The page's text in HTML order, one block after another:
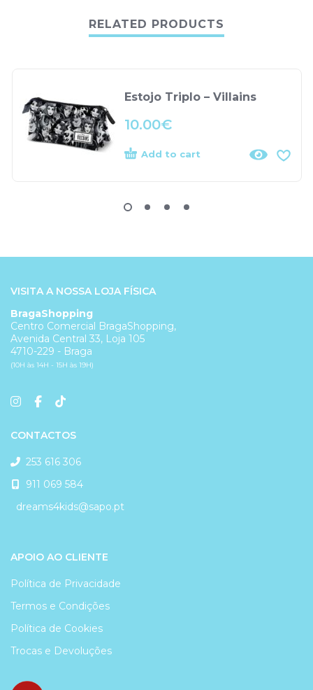
RELATED PRODUCTS
Estojo Triplo – Villains
10.00€
Add to cart
VISITA A NOSSA LOJA FÍSICA
BragaShopping
Centro Comercial BragaShopping,
Avenida Central 33, Loja 105
4710-229 - Braga
(10H às 14H - 15H às 19H)
CONTACTOS
253 616 306
911 069 584
dreams4kids@sapo.pt
APOIO AO CLIENTE
Política de Privacidade
Termos e Condições
Política de Cookies
Trocas e Devoluções